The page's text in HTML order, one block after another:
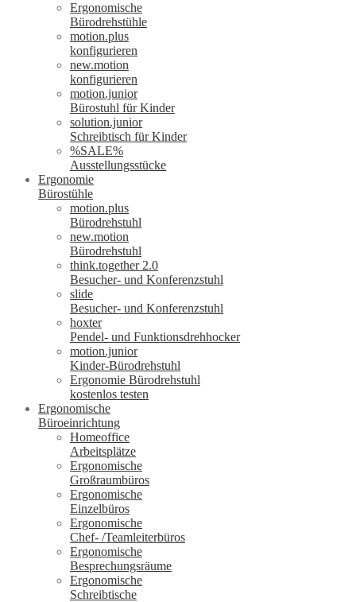
Ergonomische
Bürodrehstühle
motion.plus
konfigurieren
new.motion
konfigurieren
motion.junior
Bürostuhl für Kinder
solution.junior
Schreibtisch für Kinder
%SALE%
Ausstellungsstücke
Ergonomie
Bürostühle
motion.plus
Bürodrehstuhl
new.motion
Bürodrehstuhl
think.together 2.0
Besucher- und Konferenzstuhl
slide
Besucher- und Konferenzstuhl
hoxter
Pendel- und Funktionsdrehhocker
motion.junior
Kinder-Bürodrehstuhl
Ergonomie Bürodrehstuhl
kostenlos testen
Ergonomische
Büroeinrichtung
Homeoffice
Arbeitsplätze
Ergonomische
Großraumbüros
Ergonomische
Einzelbüros
Ergonomische
Chef- /Teamleiterbüros
Ergonomische
Besprechungsräume
Ergonomische
Schreibtische